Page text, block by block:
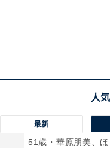
最新
51歳・華原朋美、